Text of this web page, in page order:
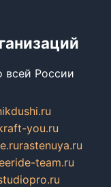
всей России
you.ru
rastenuya.ru
team.ru